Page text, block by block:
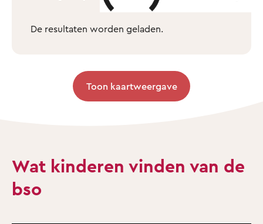
De resultaten worden geladen.
Toon kaartweergave
Wat kinderen vinden van de
bso